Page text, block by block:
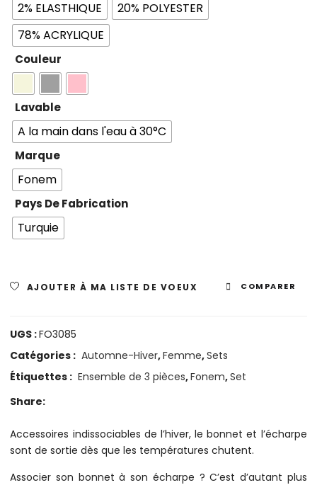
2% ELASTHIQUE
20% POLYESTER
78% ACRYLIQUE
Couleur
Lavable
A la main dans l'eau à 30°C
Marque
Fonem
Pays De Fabrication
Turquie
AJOUTER À MA LISTE DE VOEUX COMPARER
UGS :FO3085
Catégories : Automne-Hiver,Femme,Sets
Étiquettes : Ensemble de 3 pièces,Fonem,Set
Share:
Accessoires indissociables de l’hiver, le bonnet et l’écharpe
sont de sortie dès que les températures chutent.
Associer son bonnet à son écharpe ? C’est d’autant plus